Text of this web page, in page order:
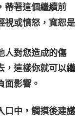
帶著這個繼續前
視或憤怒，寬恕是
人對您造成的傷
，這樣你就可以繼
面影響。
口中，觸摸後建議